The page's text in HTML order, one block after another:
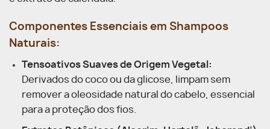
Componentes Essenciais em Shampoos
Naturais:
Tensoativos Suaves de Origem Vegetal:
Derivados do coco ou da glicose, limpam sem
remover a oleosidade natural do cabelo, essencial
para a proteção dos fios.